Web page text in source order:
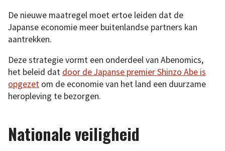
De nieuwe maatregel moet ertoe leiden dat de
Japanse economie meer buitenlandse partners kan
aantrekken.
Deze strategie vormt een onderdeel van Abenomics,
het beleid dat door de Japanse premier Shinzo Abe is
opgezet om de economie van het land een duurzame
heropleving te bezorgen.
Nationale veiligheid